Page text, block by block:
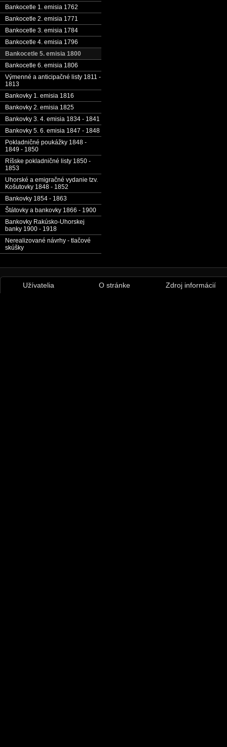
Bankocetle 1. emisia 1762
Bankocetle 2. emisia 1771
Bankocetle 3. emisia 1784
Bankocetle 4. emisia 1796
Bankocetle 5. emisia 1800
Bankocetle 6. emisia 1806
Výmenné a anticipačné listy 1811 -
1813
Bankovky 1. emisia 1816
Bankovky 2. emisia 1825
Bankovky 3. 4. emisia 1834 - 1841
Bankovky 5. 6. emisia 1847 - 1848
Pokladničné poukážky 1848 -
1849 - 1850
Ríšske pokladničné listy 1850 -
1853
Uhorské a emigračné vydanie tzv.
Košutovky 1848 - 1852
Bankovky 1854 - 1863
Štátovky a bankovky 1866 - 1900
Bankovky Rakúsko-Uhorskej
banky 1900 - 1918
Nerealizované návrhy - tlačové
skúšky
Užívatelia O stránke Zdroj informácií